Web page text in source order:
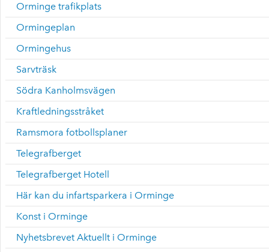
Orminge trafikplats
Ormingeplan
Ormingehus
Sarvträsk
Södra Kanholmsvägen
Kraftledningsstråket
Ramsmora fotbollsplaner
Telegrafberget
Telegrafberget Hotell
Här kan du infartsparkera i Orminge
Konst i Orminge
Nyhetsbrevet Aktuellt i Orminge